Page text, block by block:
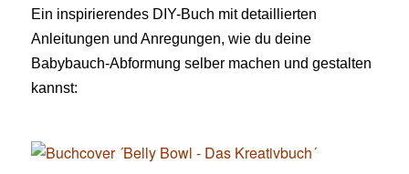
Ein inspirierendes DIY-Buch mit detaillierten
Anleitungen und Anregungen, wie du deine
Babybauch-Abformung selber machen und gestalten
kannst: